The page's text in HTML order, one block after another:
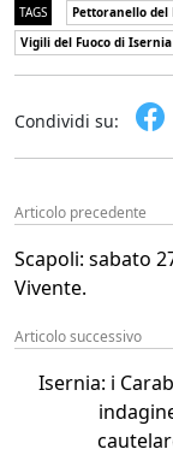
TAGS Pettoranello del
Vigili del Fuoco di Isernia
Condividi su:
Articolo precedente
Scapoli: sabato
Vivente.
Articolo successivo
Isernia: i